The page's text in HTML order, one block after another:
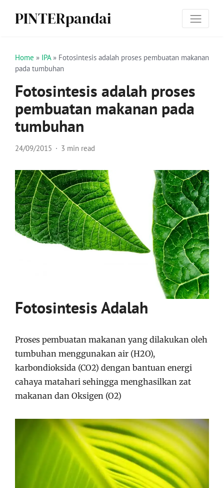
PINTERpandai
Home » IPA» Fotosintesis adalah proses pembuatan makanan
pada tumbuhan
Fotosintesis adalah proses
pembuatan makanan pada
tumbuhan
24/09/2015 3 min read
Fotosintesis Adalah
Proses pembuatan makanan yang dilakukan oleh
tumbuhan menggunakan air (H2O),
karbondioksida (CO2) dengan bantuan energi
cahaya matahari sehingga menghasilkan zat
makanan dan Oksigen (O2)